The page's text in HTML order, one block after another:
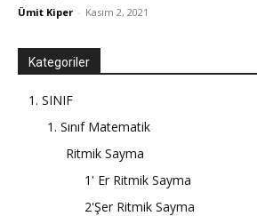
Ümit Kiper - Kasım 2, 2021
Kategoriler
1. SINIF
1. Sınıf Matematik
Ritmik Sayma
1' Er Ritmik Sayma
2'Şer Ritmik Sayma